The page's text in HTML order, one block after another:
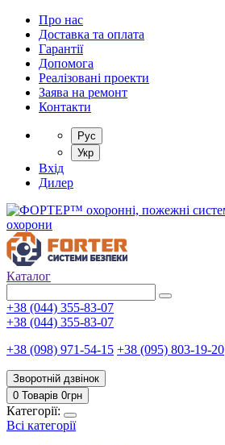
Про нас
Доставка та оплата
Гарантії
Допомога
Реалізовані проекти
Заява на ремонт
Контакти
Рус
Укр
Вхід
Дилер
Каталог
+38 (044) 355-83-07
+38 (044) 355-83-07
+38 (098) 971-54-15 +38 (095) 803-19-20
Зворотній дзвінок
0 Товарів 0грн
Категорії:
Всі категорії